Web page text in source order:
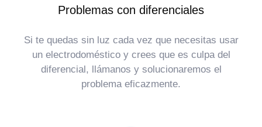
Problemas con diferenciales
Si te quedas sin luz cada vez que necesitas usar
un electrodoméstico y crees que es culpa del
diferencial, llámanos y solucionaremos el
problema eficazmente.